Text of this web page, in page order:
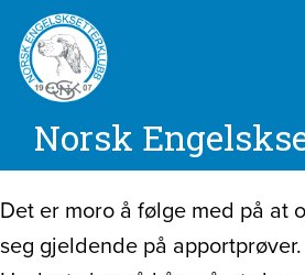
Norsk
Det er moro å følge med på at
seg gjeldende på apportprøver.